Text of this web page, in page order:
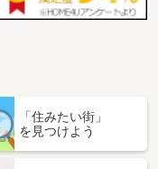
「住みたい街」
を見つけよう